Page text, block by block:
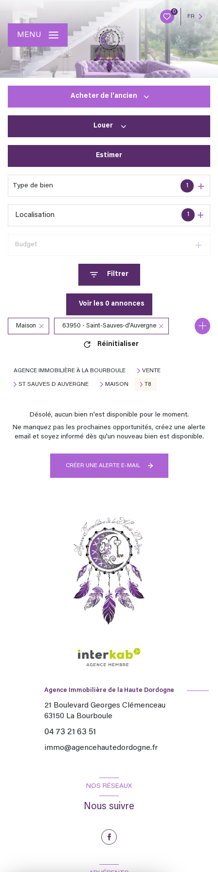
0
FR
MENU
Acheter de l'ancien
Louer
Estimer
Type de bien 1
1
Localisation
Budget
Filtrer
Voir les 0 annonces
Maison 63950 - Saint-Sauves-d'Auvergne
Réinitialiser
AGENCE IMMOBILIÈRE À LA BOURBOULE VENTE
ST SAUVES D AUVERGNE MAISON T8
Désolé, aucun bien n'est disponible pour le moment.
Ne manquez pas les prochaines opportunités, créez une alerte
email et soyez informé dès qu'un nouveau bien est disponible.
CRÉER UNE ALERTE E-MAIL
Agence Immobilière de la Haute Dordogne
21 Boulevard Georges Clémenceau
63150 La Bourboule
04 73 21 63 51
immo@agencehautedordogne.fr
NOS RÉSEAUX
Nous suivre